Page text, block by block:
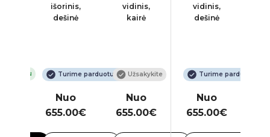
išorinis,
dešinė
Turime parduotuvėje
Nuo
655.00€
vidinis,
kairė
Užsakykite
Nuo
655.00€
vidinis,
dešinė
Turime parduotuvėje
Nuo
655.00€